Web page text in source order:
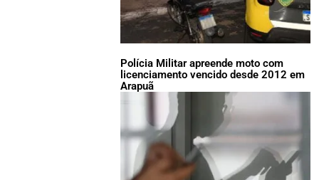
Polícia Militar apreende moto com
licenciamento vencido desde 2012 em
Arapuã